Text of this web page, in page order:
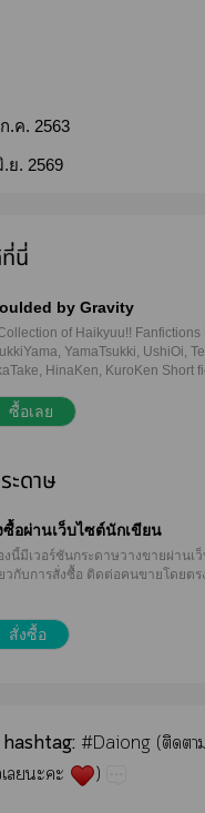
.ค. 2563
.ย. 2569
นี่
by Gravity
of Haikyuu!! Fanfictions
YamaTsukki, UshiOi,
HinaKen, KuroKen Short
(86,000+ words) Copyright ©
sey – https://twitter.com/
All characters related to
worships as a deity. All
unofficial works. No copyright
First Published: HQ Only
Memory HQ Only
facebook.com/daiong.writing/
twitter.com/Daiong Note:
bookmark (Kozume Kenma
ซื้อเลย
ะดาษ
ซื้อผ่านเว็บไซต์นักเขียน
งนี้มีเวอร์ชันกระดาษวางขายผ่านเ
วกับการสั่งซื้อ ติดต่อคนขายโดยตร
สั่งซื้อ
)